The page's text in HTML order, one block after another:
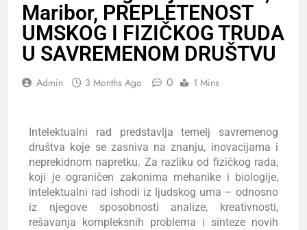
Maribor, PREPLETENOST
UMSKOG I FIZIČKOG TRUDA
U SAVREMENOM DRUŠTVU
Admin 3 Months Ago 0 1 Mins
Intelektualni rad predstavlja temelj savremenog
društva koje se zasniva na znanju, inovacijama i
neprekidnom napretku. Za razliku od fizičkog rada,
koji je ograničen zakonima mehanike i biologije,
intelektualni rad ishodi iz ljudskog uma – odnosno
iz njegove sposobnosti analize, kreativnosti,
rešavanja kompleksnih problema i sinteze novih